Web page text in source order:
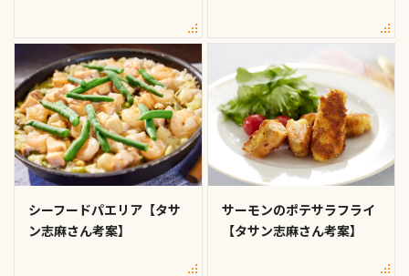
シーフードパエリア【タサ
ン志麻さん考案】
サーモンのポテサラフライ
【タサン志麻さん考案】